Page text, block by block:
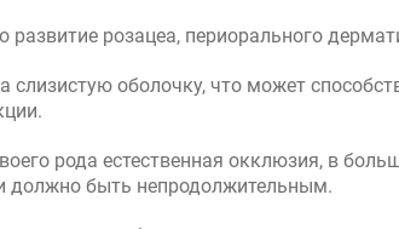
розацеа, периорального
слизистую оболочку, что может
рода естественная окклюзия, в
должно быть непродолжительным.